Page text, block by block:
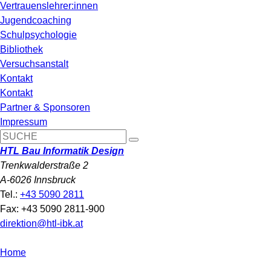
Vertrauenslehrer:innen
Jugendcoaching
Schulpsychologie
Bibliothek
Versuchsanstalt
Kontakt
Kontakt
Partner & Sponsoren
Impressum
HTL Bau Informatik Design
Trenkwalderstraße 2
A-6026 Innsbruck
Tel.: +43 5090 2811
Fax: +43 5090 2811-900
direktion@htl-ibk.at
Home